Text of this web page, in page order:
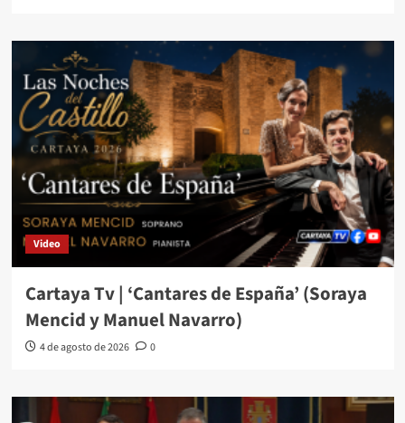
Video
Cartaya Tv | ‘Cantares de España’ (Soraya
Mencid y Manuel Navarro)
4 de agosto de 2026 0